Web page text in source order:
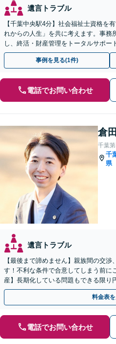
遺言トラブル
【千葉中央駅4分】社会福祉士資格を
れからの人生」を共に考えます。事務
し、終活・財産管理をトータルサポー
さい【休日・夜間相談可】【出張相談
事例を見る(1件)
電話でお問い合わせ
倉
千葉
千
県
遺言トラブル
【最後まで諦めません】親族間の交
す！不利な条件で合意してしまう前に
産】長期化している問題もできる限り
承継／相続放棄も対応可能。【JR千葉
料金表
電話でお問い合わせ